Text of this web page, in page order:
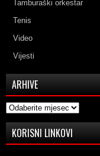
Tamburaški orkestar
Tenis
Video
Vijesti
ARHIVE
Arhive
KORISNI LINKOVI